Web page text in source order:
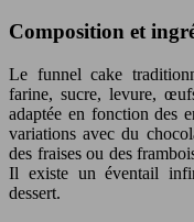
Composition et
Le funnel cake
farine, sucre, levure,
adaptée en fonction des
variations avec du
des fraises ou des
Il existe un éventail
dessert.